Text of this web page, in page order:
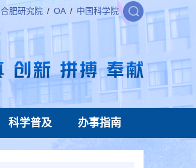
合肥研究院 / OA / 中国科学院
科学普及 办事指南